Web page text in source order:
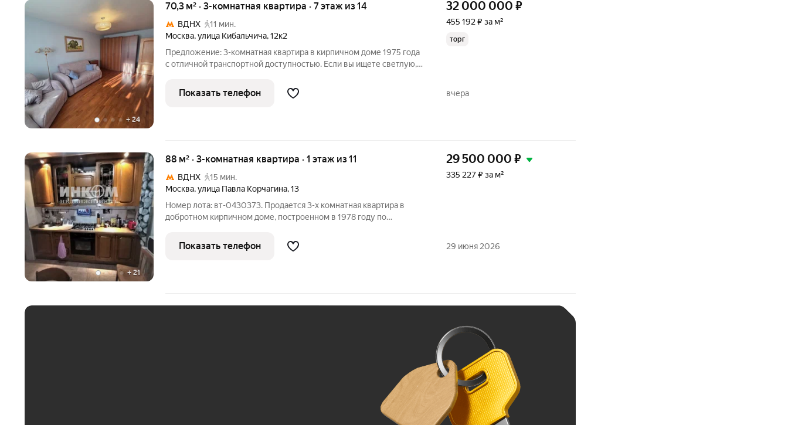
+ 24
70,3 м² · 3-комнатная квартира · 7 этаж из 14
ВДНХ
11 мин.
Москва,улица Кибальчича,12к2
Предложение: 3-комнатная квартира в кирпичном доме 1975 года
с отличной транспортной доступностью. Если вы ищете светлую,
наше предложение для Вас! Предлагается просторная 3-
комнатная квартира,
32 000 000 ₽
455 192 ₽ за м²
торг
Показать телефон вчера
+ 21
88 м² · 3-комнатная квартира · 1 этаж из 11
ВДНХ
15 мин.
Москва,улица Павла Корчагина,13
Номер лота: вт-0430373. Продается 3-х комнатная квартира в
добротном кирпичном доме, построенном в 1978 году по
добавляет пространству ощущение комфорта. Просторные
изолированные комнаты, в двух
29 500 000 ₽
335 227 ₽ за м²
Показать телефон 29 июня 2026